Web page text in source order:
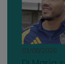
01/08/2026